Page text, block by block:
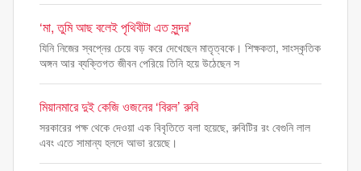
‘মা, তুমি আছ বলেই পৃথিবীটা এত সুন্দর’
যিনি নিজের স্বপ্নের চেয়ে বড় করে দেখেছেন মাতৃত্বকে। শিক্ষকতা, সাংস্কৃতিক
অঙ্গন আর ব্যক্তিগত জীবন পেরিয়ে তিনি হয়ে উঠেছেন স
মিয়ানমারে দুই কেজি ওজনের ‘বিরল’ রুবি
সরকারের পক্ষ থেকে দেওয়া এক বিবৃতিতে বলা হয়েছে, রুবিটির রং বেগুনি লাল
এবং এতে সামান্য হলদে আভা রয়েছে।